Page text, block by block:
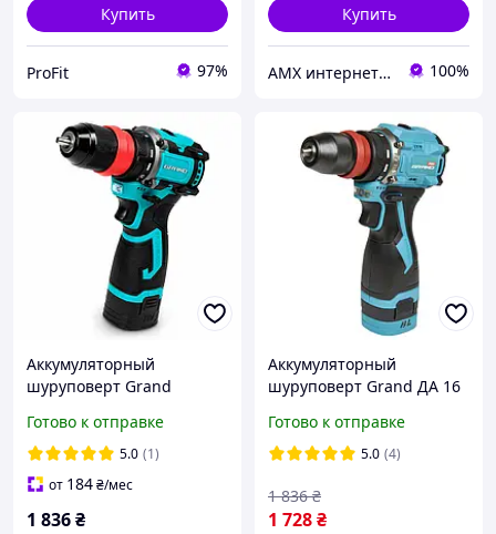
Купить
ProFit 97%
Купить
AMX интернет-магазин инструмента 100%
Аккумуляторный
шуруповерт Grand
2Ач, DFR патрон, 45 Нм,
бесщеточный, кейс
Готово к отправке
5.0 (1)
от 184₴/мес
1 836₴
Аккумуляторный
шуруповерт Grand ДА 16
Готово к отправке
5.0 (4)
1 728₴
1 836 ₴